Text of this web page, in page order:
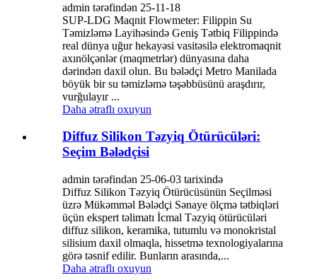
admin tərəfindən 25-11-18
SUP-LDG Maqnit Flowmeter: Filippin Su
Təmizləmə Layihəsində Geniş Tətbiq Filippində
real dünya uğur hekayəsi vasitəsilə elektromaqnit
axınölçənlər (maqmetrlər) dünyasına daha
dərindən daxil olun. Bu bələdçi Metro Manilada
böyük bir su təmizləmə təşəbbüsünü araşdırır,
vurğulayır ...
Daha ətraflı oxuyun
Diffuz Silikon Təzyiq Ötürücüləri:
Seçim Bələdçisi
admin tərəfindən 25-06-03 tarixində
Diffuz Silikon Təzyiq Ötürücüsünün Seçilməsi
üzrə Mükəmməl Bələdçi Sənaye ölçmə tətbiqləri
üçün ekspert təlimatı İcmal Təzyiq ötürücüləri
diffuz silikon, keramika, tutumlu və monokristal
silisium daxil olmaqla, hissetmə texnologiyalarına
görə təsnif edilir. Bunların arasında,...
Daha ətraflı oxuyun